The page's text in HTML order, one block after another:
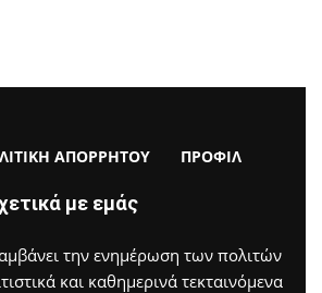
ΑΠΟΡΡΗΤΟΥ ΠΡΟΦΙΛ
με εμάς
την ενημέρωση των πολιτών
και καθημερινά τεκταινόμενα